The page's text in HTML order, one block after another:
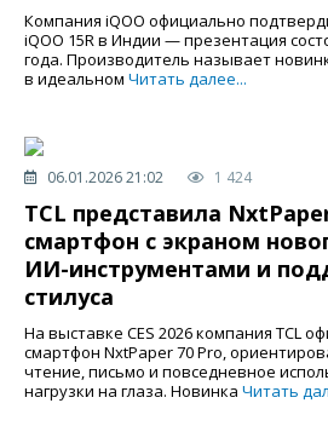
Компания iQOO официально
iQOO 15R в Индии — презентация
года. Производитель называет
в идеальном Читать далее...
06.01.2026 21:02 1 424
TCL представила
смартфон с экраном
ИИ-инструментами и
стилуса
На выставке CES 2026 компания TCL
смартфон NxtPaper 70 Pro,
чтение, письмо и повседневное
нагрузки на глаза. Новинка Читать